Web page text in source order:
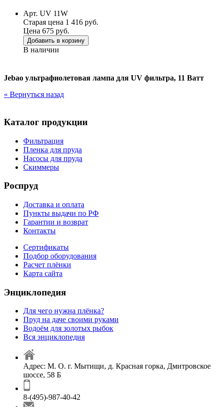
Арт. UV 11W
Старая цена 1 416 руб.
Цена 675 руб.
Добавить в корзину
В наличии
Jebao ультрафиолетовая лампа для UV фильтра, 11 Ватт
« Вернуться назад
Каталог продукции
Фильтрация
Пленка для пруда
Насосы для пруда
Скиммеры
Роспруд
Доставка и оплата
Пункты выдачи по РФ
Гарантии и возврат
Контакты
Сертификаты
Подбор оборудования
Расчет плёнки
Карта сайта
Энциклопедия
Для чего нужна плёнка?
Пруд на даче своими руками
Водоём для золотых рыбок
Вся энциклопедия
Адрес: М. О. г. Мытищи, д. Красная горка, Дмитровское
шоссе, 58 Б
8-(495)-987-40-42